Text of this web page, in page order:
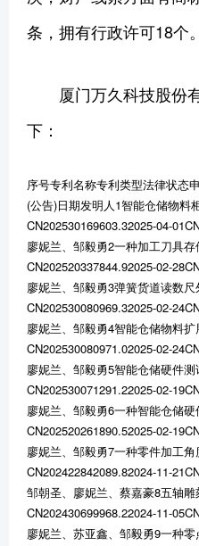
条，拥有行政许可18个。
厦门万久科技股份
下：
序号专利名称专利类型法律状态
(公告)日期发明人1智能仓储物料
CN202530169603.32025-04-
廖妮兰、邹毅勇2一种加工刀具
CN202520337844.92025-02-
廖妮兰、邹毅勇3弹簧货道读数
CN202530080969.32025-02-
廖妮兰、邹毅勇4智能仓储物料
CN202530080971.02025-02-
廖妮兰、邹毅勇5智能仓储硬件
CN202530071291.22025-02-
廖妮兰、邹毅勇6一种智能仓储
CN202520261890.52025-02-
廖妮兰、邹毅勇7一种零件加工
CN202422842089.82024-11-
邹朝圣、廖妮兰、蔡嘉豪8五轴
CN202430699968.22024-11-
廖妮兰、苏亚鑫、邹毅勇9一种